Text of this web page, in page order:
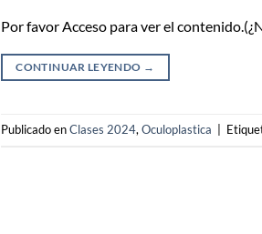
Por favor Acceso para ver el
CONTINUAR LEYENDO →
Publicado enClases 2024, Oculoplastica